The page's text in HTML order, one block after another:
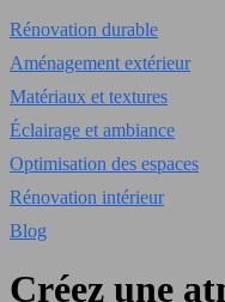
Rénovation durable
Aménagement extérieur
Matériaux et textures
Éclairage et ambiance
Optimisation des espaces
Rénovation intérieur
Blog
Créez une